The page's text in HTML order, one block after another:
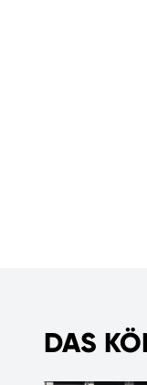
DAS